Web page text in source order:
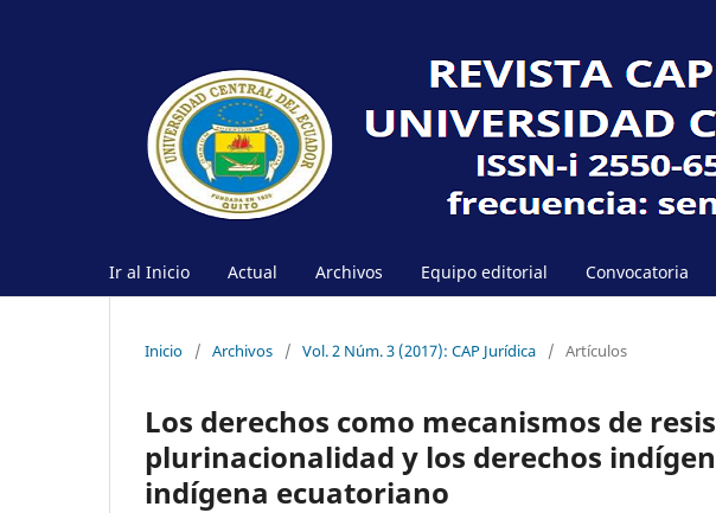
Ir al Inicio Actual Archivos Equipo editorial Convocatoria
Inicio / Archivos / Vol. 2 Núm. 3 (2017): CAP Jurídica / Artículos
Los derechos como mecanismos de
plurinacionalidad y los derechos
indígena ecuatoriano